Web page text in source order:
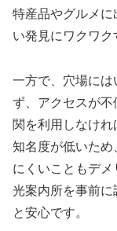
特産品やグルメ
い発見にワクワク
一方で、穴場には
ず、アクセスが
関を利用しなけれ
知名度が低いため
にくいこともデ
光案内所を事前に
と安心です。